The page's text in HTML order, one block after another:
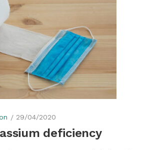
29/04/2020
deficiency